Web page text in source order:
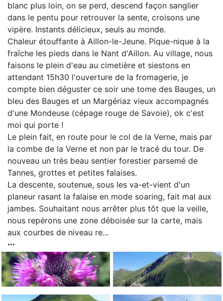
blanc plus loin, on se perd, descend façon sanglier
dans le pentu pour retrouver la sente, croisons une
vipère. Instants délicieux, seuls au monde.
Chaleur étouffante à Aillon-le-Jeune. Pique-nique à la
fraîche les pieds dans le Nant d'Aillon. Au village, nous
faisons le plein d'eau au cimetière et siestons en
attendant 15h30 l'ouverture de la fromagerie, je
compte bien déguster ce soir une tome des Bauges, un
bleu des Bauges et un Margériaz vieux accompagnés
d'une Mondeuse (cépage rouge de Savoie), ok c'est
moi qui porte !
Le plein fait, en route pour le col de la Verne, mais par
la combe de la Verne et non par le tracé du tour. De
nouveau un très beau sentier forestier parsemé de
Tannes, grottes et petites falaises.
La descente, soutenue, sous les va-et-vient d'un
planeur rasant la falaise en mode soaring, fait mal aux
jambes. Souhaitant nous arrêter plus tôt que la veille,
nous repérons une zone déboisée sur la carte, mais
aux courbes de niveau re...